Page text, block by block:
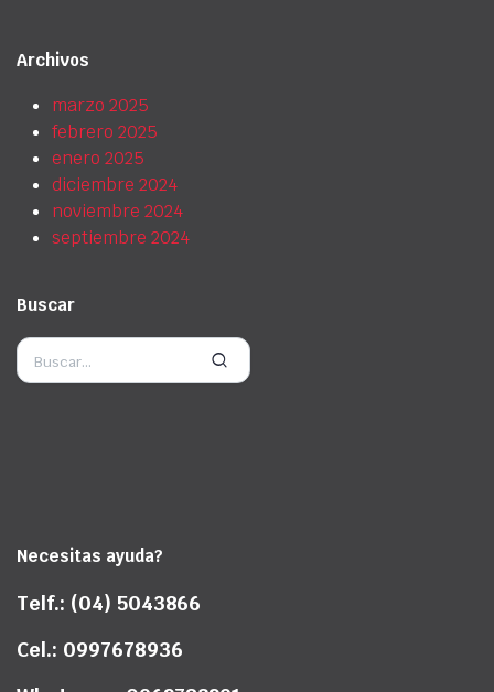
Archivos
marzo 2025
febrero 2025
enero 2025
diciembre 2024
noviembre 2024
septiembre 2024
Buscar
Necesitas ayuda?
Telf.: (04) 5043866
Cel.: 0997678936